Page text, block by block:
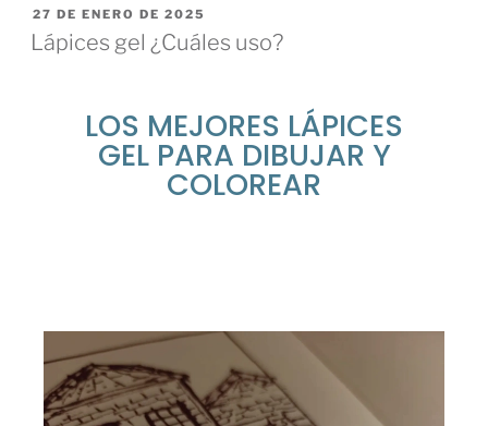
27 DE ENERO DE 2025
Lápices gel ¿Cuáles uso?
LOS MEJORES LÁPICES
GEL PARA DIBUJAR Y
COLOREAR